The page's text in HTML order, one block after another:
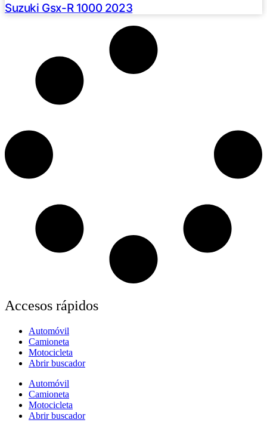
Suzuki Gsx-R 1000 2023
Accesos rápidos
Automóvil
Camioneta
Motocicleta
Abrir buscador
Automóvil
Camioneta
Motocicleta
Abrir buscador